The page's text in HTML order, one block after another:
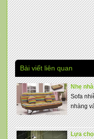
Bài viết liên quan
Nhẹ
Sofa
nhàng
Lựa